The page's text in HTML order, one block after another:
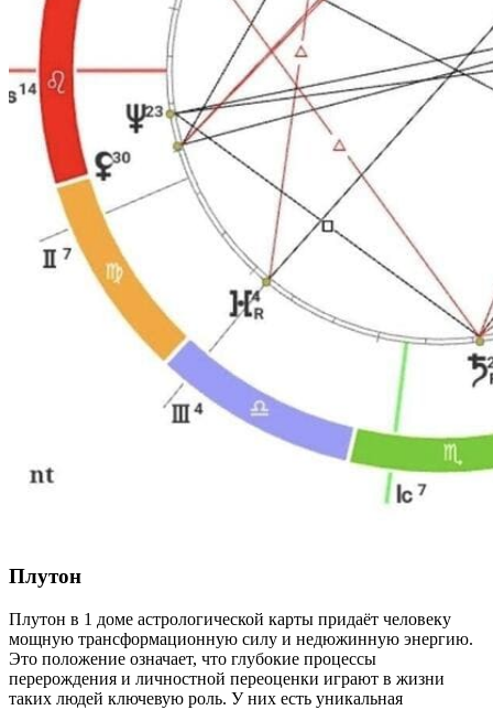
Плутон
Плутон в 1 доме астрологической карты придаёт человеку
мощную трансформационную силу и недюжинную энергию.
Это положение означает, что глубокие процессы
перерождения и личностной переоценки играют в жизни
таких людей ключевую роль. У них есть уникальная